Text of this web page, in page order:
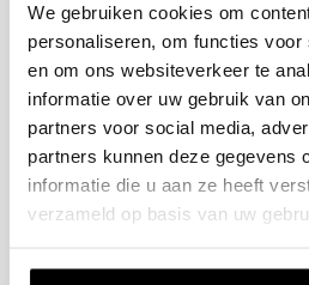
We gebruiken cookies om
personaliseren, om functies voor
en om ons websiteverkeer te
informatie over uw gebruik van
partners voor social media,
partners kunnen deze gegevens
informatie die u aan ze heeft
verzameld op basis van uw
gebruiksgemak en praktisch
dag.
Specificaties
Kleur: Hunter / Naturel / Zwart
Materiaal: Leer